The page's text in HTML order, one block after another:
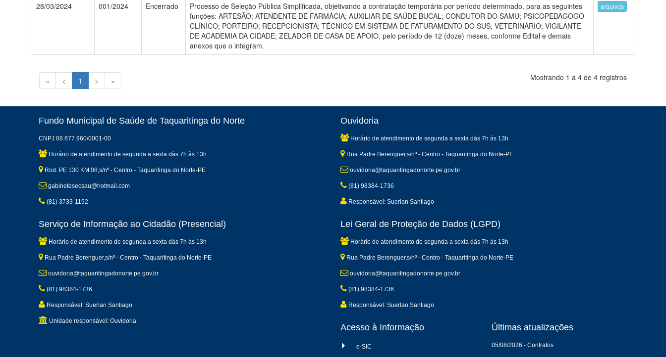
28/03/2024 001/2024 Encerrado
Processo de Seleção Pública Simplificada, objetivando a contratação temporária por período determinado, para as seguintes
funções: ARTESÃO; ATENDENTE DE FARMÁCIA; AUXILIAR DE SAÚDE BUCAL; CONDUTOR DO SAMU; PSICOPEDAGOGO
CLÍNICO; PORTEIRO; RECEPCIONISTA; TÉCNICO EM SISTEMA DE FATURAMENTO DO SUS; VETERINÁRIO; VIGILANTE
DE ACADEMIA DA CIDADE; ZELADOR DE CASA DE APOIO, pelo período de 12 (doze) meses, conforme Edital e demais
anexos que o integram.
arquivos
« < 1 > » Mostrando 1 a 4 de 4 registros
Fundo Municipal de Saúde de Taquaritinga do Norte
CNPJ 08.677.960/0001-00
Horário de atendimento de segunda a sexta dàs 7h às 13h
Rod. PE 130 KM 08,s/nº - Centro - Taquaritinga do Norte-PE
gabinetesecsau@hotmail.com
(81) 3733-1192
Ouvidoria
Horário de atendimento de segunda a sexta dàs 7h às 13h
Rua Padre Berenguer,s/nº - Centro - Taquaritinga do Norte-PE
ouvidoria@taquaritingadonorte.pe.gov.br
(81) 98384-1736
Responsável: Suerlan Santiago
Serviço de Informação ao Cidadão (Presencial)
Horário de atendimento de segunda a sexta dàs 7h às 13h
Rua Padre Berenguer,s/nº - Centro - Taquaritinga do Norte-PE
ouvidoria@taquaritingadonorte.pe.gov.br
(81) 98384-1736
Responsável: Suerlan Santiago
Unidade responsável: Ouvidoria
Lei Geral de Proteção de Dados (LGPD)
Horário de atendimento de segunda a sexta dàs 7h às 13h
Rua Padre Berenguer,s/nº - Centro - Taquaritinga do Norte-PE
ouvidoria@taquaritingadonorte.pe.gov.br
(81) 98384-1736
Responsável: Suerlan Santiago
Acesso à Informação
e-SIC
Últimas atualizações
05/08/2026 - Contratos